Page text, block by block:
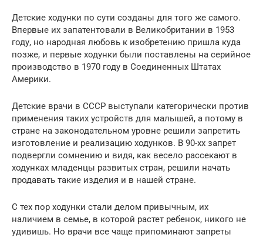
Детские ходунки по сути созданы для того же самого.
Впервые их запатентовали в Великобритании в 1953
году, но народная любовь к изобретению пришла куда
позже, и первые ходунки были поставлены на серийное
производство в 1970 году в Соединенных Штатах
Америки.
Детские врачи в СССР выступали категорически против
применения таких устройств для малышей, а потому в
стране на законодательном уровне решили запретить
изготовление и реализацию ходунков. В 90-хх запрет
подвергли сомнению и видя, как весело рассекают в
ходунках младенцы развитых стран, решили начать
продавать такие изделия и в нашей стране.
С тех пор ходунки стали делом привычным, их
наличием в семье, в которой растет ребенок, никого не
удивишь. Но врачи все чаще припоминают запреты